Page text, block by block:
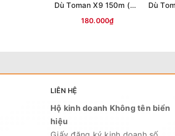
Dù Toman X9 150m (màu ĐỎ)
180.000₫
LIÊN HỆ
Hộ kinh doanh Không tên biển
hiệu